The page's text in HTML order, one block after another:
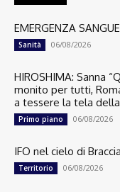
EMERGENZA
Sanità 06/08/2026
HIROSHIMA: Sanna
monito per tutti,
a tessere la tela
Primo piano 06/08/2026
IFO nel cielo di
Territorio 06/08/2026